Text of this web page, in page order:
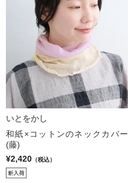
いとをかし
和紙×コットンのネックカバー
(藤)
¥2,420 （税込）